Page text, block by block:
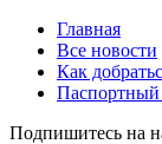
Главная
Все новости
Как
Паспортный
Подпишитесь на